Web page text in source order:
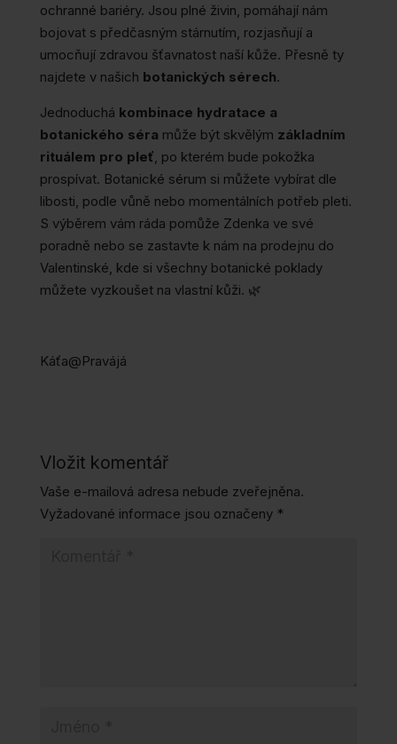
ochranné bariéry. Jsou plné živin, pomáhají nám
bojovat s předčasným stárnutím, rozjasňují a
umocňují zdravou šťavnatost naší kůže. Přesně ty
najdete v našich botanických sérech.
Jednoduchá kombinace hydratace a
botanického séra může být skvělým základním
rituálem pro pleť , po kterém bude pokožka
prospívat. Botanické sérum si můžete vybírat dle
libosti, podle vůně nebo momentálních potřeb pleti.
S výběrem vám ráda pomůže Zdenka ve své
poradně nebo se zastavte k nám na prodejnu do
Valentinské, kde si všechny botanické poklady
můžete vyzkoušet na vlastní kůži. 🌿
Káťa@Pravájá
Vložit komentář
Vaše e-mailová adresa nebude zveřejněna.
Vyžadované informace jsou označeny *